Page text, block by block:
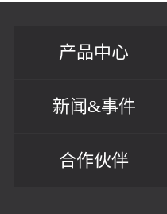
产品中心
新闻&事件
合作伙伴